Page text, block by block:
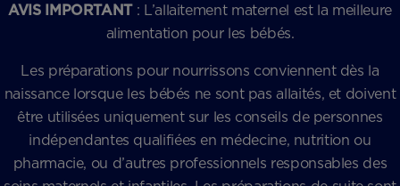
AVIS IMPORTANT : L’allaitement maternel est la meilleure
alimentation pour les bébés.
Les préparations pour nourrissons conviennent dès la
naissance lorsque les bébés ne sont pas allaités, et doivent
être utilisées uniquement sur les conseils de personnes
indépendantes qualifiées en médecine, nutrition ou
pharmacie, ou d’autres professionnels responsables des